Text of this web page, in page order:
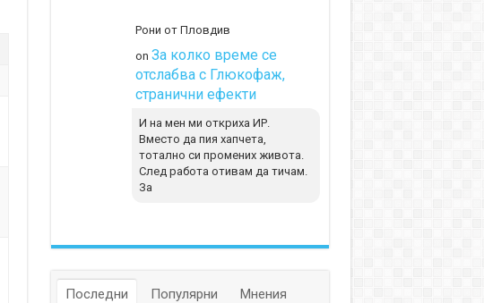
Рони от Пловдив
on За колко време се
отслабва с Глюкофаж,
странични ефекти
И на мен ми откриха ИР.
Вместо да пия хапчета,
тотално си промених живота.
След работа отивам да тичам.
За
Последни Популярни
Мнения